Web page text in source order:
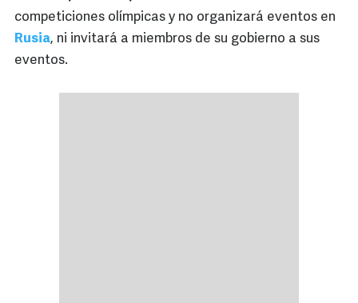
competiciones olímpicas y no organizará eventos en
Rusia, ni invitará a miembros de su gobierno a sus
eventos.